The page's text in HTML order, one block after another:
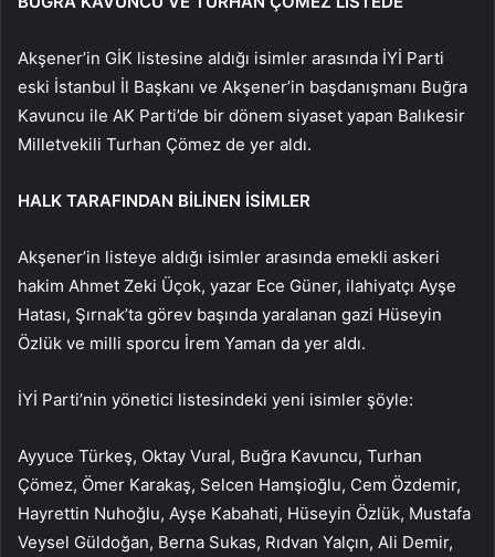
Akşener’in GİK listesine aldığı isimler arasında İYİ Parti
eski İstanbul İl Başkanı ve Akşener’in başdanışmanı Buğra
Kavuncu ile AK Parti’de bir dönem siyaset yapan Balıkesir
Milletvekili Turhan Çömez de yer aldı.
HALK TARAFINDAN BİLİNEN İSİMLER
Akşener’in listeye aldığı isimler arasında emekli askeri
hakim Ahmet Zeki Üçok, yazar Ece Güner, ilahiyatçı Ayşe
Hatası, Şırnak’ta görev başında yaralanan gazi Hüseyin
Özlük ve milli sporcu İrem Yaman da yer aldı.
İYİ Parti’nin yönetici listesindeki yeni isimler şöyle:
Ayyuce Türkeş, Oktay Vural, Buğra Kavuncu, Turhan
Çömez, Ömer Karakaş, Selcen Hamşioğlu, Cem Özdemir,
Hayrettin Nuhoğlu, Ayşe Kabahati, Hüseyin Özlük, Mustafa
Veysel Güldoğan, Berna Sukas, Rıdvan Yalçın, Ali Demir,